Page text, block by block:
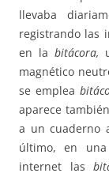
llevaba
registrando las
en la bitácora,
magnético
se emplea
aparece
a un cuaderno
último, en
internet las